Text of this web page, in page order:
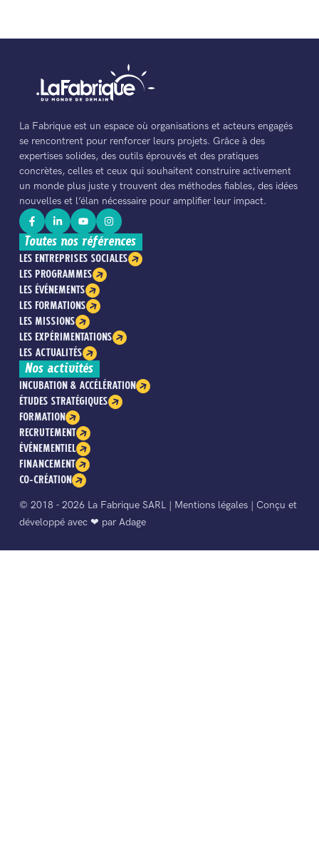
La Fabrique est un espace où organisations et acteurs engagés
se rencontrent pour renforcer leurs projets. Grâce à des
expertises solides, des outils éprouvés et des pratiques
concrètes, celles et ceux qui souhaitent construire activement
un monde plus juste y trouvent des méthodes fiables, des idées
nouvelles et l’élan nécessaire pour amplifier leur impact.
Toutes nos références
LES ENTREPRISES SOCIALES
LES PROGRAMMES
LES ÉVÉNEMENTS
LES FORMATIONS
LES MISSIONS
LES EXPÉRIMENTATIONS
LES ACTUALITÉS
Nos activités
INCUBATION & ACCÉLÉRATION
ÉTUDES STRATÉGIQUES
FORMATION
RECRUTEMENT
ÉVÉNEMENTIEL
FINANCEMENT
CO-CRÉATION
© 2018 - 2026 La Fabrique SARL | Mentions légales| Conçu et
développé avec ❤︎ par Adage